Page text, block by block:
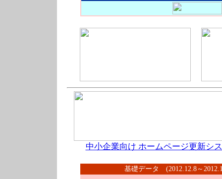
中小企業向け ホームページ更新シ
基礎データ (2012.12.8～